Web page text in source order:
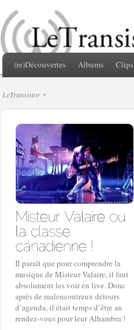
(re)Découvertes Albums Clips
LeTransistor
Il paraît que pour comprendre la
musique de Misteur Valaire, il faut
absolument les voir en live. Donc
après de malencontreux détours
d’agenda, il était temps d’être au
rendez-vous pour leur Alhambra !